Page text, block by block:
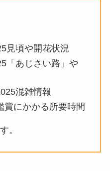
見頃や開花状況
「あじさい路」や
混雑情報
賞にかかる所要時間
。